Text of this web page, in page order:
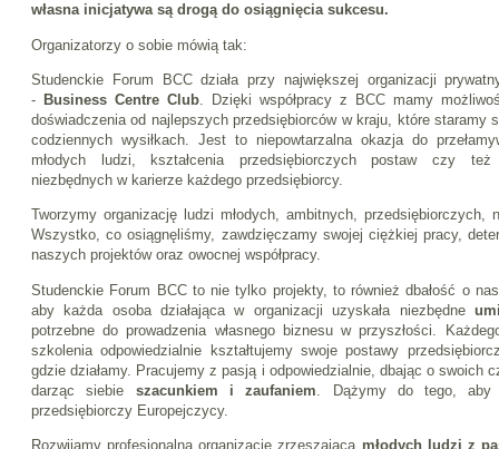
własna inicjatywa są drogą do osiągnięcia sukcesu.
Organizatorzy o sobie mówią tak:
Studenckie Forum BCC działa przy największej organizacji
- Business Centre Club . Dzięki współpracy z BCC mamy
doświadczenia od najlepszych przedsiębiorców w kraju, które staramy
codziennych wysiłkach. Jest to niepowtarzalna okazja do
młodych ludzi, kształcenia przedsiębiorczych postaw czy też
niezbędnych w karierze każdego przedsiębiorcy.
Tworzymy organizację ludzi młodych, ambitnych, przedsiębiorczych,
Wszystko, co osiągnęliśmy, zawdzięczamy swojej ciężkiej pracy,
naszych projektów oraz owocnej współpracy.
Studenckie Forum BCC to nie tylko projekty, to również dbałość o
aby każda osoba działająca w organizacji uzyskała niezbędne
potrzebne do prowadzenia własnego biznesu w przyszłości.
szkolenia odpowiedzialnie kształtujemy swoje postawy
gdzie działamy. Pracujemy z pasją i odpowiedzialnie, dbając o swoich
darząc siebie szacunkiem i zaufaniem . Dążymy do tego,
przedsiębiorczy Europejczycy.
Rozwijamy profesjonalną organizację zrzeszającą młodych ludzi z